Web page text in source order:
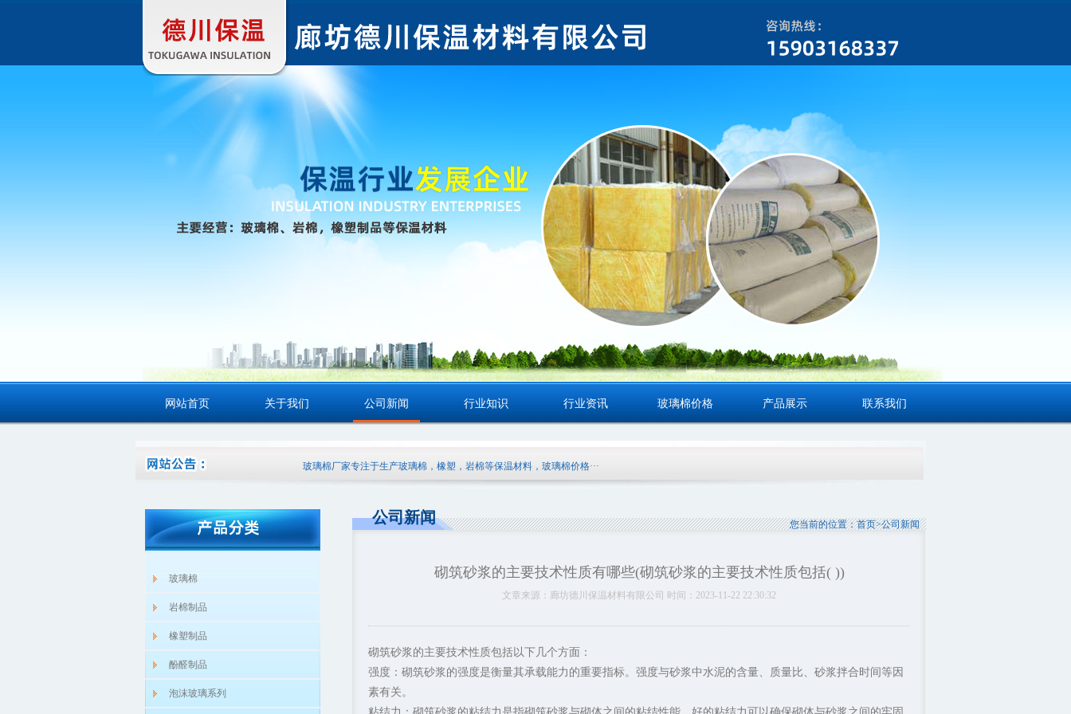
网站首页 关于我们 公司新闻 行业知识 行业资讯 玻璃棉价格 产品展示 联系我们
玻璃棉厂家专注于生产玻璃棉，橡塑，岩棉等保温材料，玻璃棉价格···
玻璃棉
岩棉制品
橡塑制品
酚醛制品
泡沫玻璃系列
公司新闻 您当前的位置：首页>公司新闻
砌筑砂浆的主要技术性质有哪些(砌筑砂浆的主要技术性质包括( ))
文章来源：廊坊德川保温材料有限公司 时间：2023-11-22 22:30:32
砌筑砂浆的主要技术性质包括以下几个方面：
强度：砌筑砂浆的强度是衡量其承载能力的重要指标。强度与砂浆中水泥的含量、质量比、砂浆拌合时间等因
素有关。